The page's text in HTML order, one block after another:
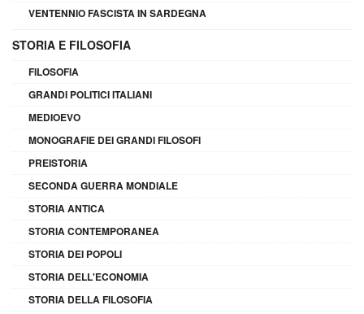
VENTENNIO FASCISTA IN SARDEGNA
STORIA E FILOSOFIA
FILOSOFIA
GRANDI POLITICI ITALIANI
MEDIOEVO
MONOGRAFIE DEI GRANDI FILOSOFI
PREISTORIA
SECONDA GUERRA MONDIALE
STORIA ANTICA
STORIA CONTEMPORANEA
STORIA DEI POPOLI
STORIA DELL'ECONOMIA
STORIA DELLA FILOSOFIA